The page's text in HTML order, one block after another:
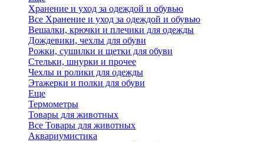
Хранение и уход за одеждой и обувью
Все Хранение и уход за одеждой и обувью
Вешалки, крючки и плечики для одежды
Дождевики, чехлы для обуви
Рожки, сушилки и щетки для обуви
Стельки, шнурки и прочее
Чехлы и ролики для одежды
Этажерки и полки для обуви
Еще
Термометры
Товары для животных
Все Товары для животных
Аквариумистика